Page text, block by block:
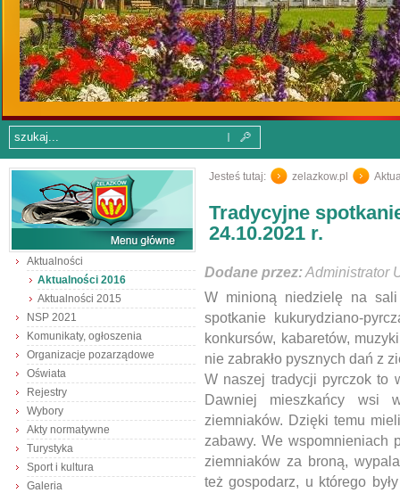
Aktualności
Aktualności 2016
Aktualności 2015
NSP 2021
Komunikaty, ogłoszenia
Organizacje pozarządowe
Oświata
Rejestry
Wybory
Akty normatywne
Turystyka
Sport i kultura
Galeria
Jesteś tutaj: zelazkow.pl
Tradycyjne
24.10.2021 r.
Dodane przez:Administrator
W minioną niedzielę na
spotkanie kukurydziano-
konkursów, kabaretów,
nie zabrakło pysznych dań z
W naszej tradycji pyrczok to
Dawniej mieszkańcy wsi
ziemniaków. Dzięki temu
zabawy. We wspomnieniach
ziemniaków za broną,
też gospodarz, u którego